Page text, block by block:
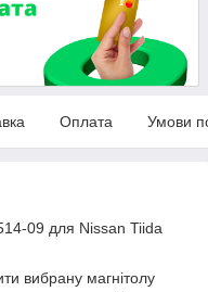
Оплата Умови
09 для Nissan Tiida
вибрану магнітолу